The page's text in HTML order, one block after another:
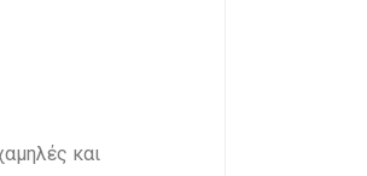
και